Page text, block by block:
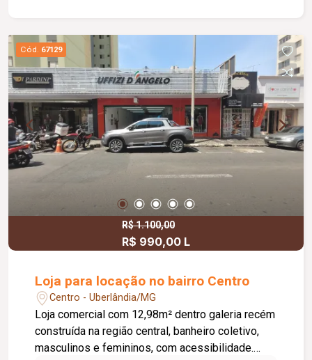
Cód. 67129
R$ 1.100,00
R$ 990,00 L
Loja para locação no bairro Centro
Centro - Uberlândia/MG
Loja comercial com 12,98m² dentro galeria recém
construída na região central, banheiro coletivo,
masculinos e femininos, com acessibilidade.